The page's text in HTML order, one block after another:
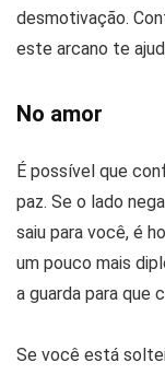
desmotivação.
este arcano te
No amor
É possível que
paz. Se o lado
saiu para você, é
um pouco mais
a guarda para que
Se você está